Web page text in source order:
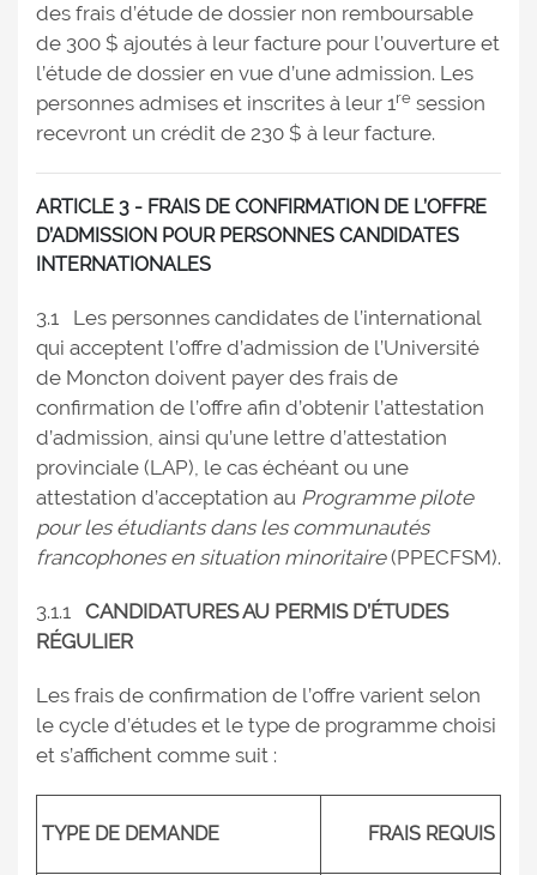
des frais d’étude de dossier non remboursable
de 300 $ ajoutés à leur facture pour l’ouverture et
l’étude de dossier en vue d’une admission. Les
personnes admises et inscrites à leur 1re session
recevront un crédit de 230 $ à leur facture.
ARTICLE 3 - FRAIS DE CONFIRMATION DE L’OFFRE
D’ADMISSION POUR PERSONNES CANDIDATES
INTERNATIONALES
3.1 Les personnes candidates de l’international
qui acceptent l’offre d’admission de l’Université
de Moncton doivent payer des frais de
confirmation de l’offre afin d’obtenir l’attestation
d’admission, ainsi qu’une lettre d’attestation
provinciale (LAP), le cas échéant ou une
attestation d’acceptation au Programme pilote
pour les étudiants dans les communautés
francophones en situation minoritaire(PPECFSM).
3.1.1 CANDIDATURES AU PERMIS D’ÉTUDES
RÉGULIER
Les frais de confirmation de l’offre varient selon
le cycle d’études et le type de programme choisi
et s’affichent comme suit :
TYPE DE DEMANDE FRAIS REQUIS